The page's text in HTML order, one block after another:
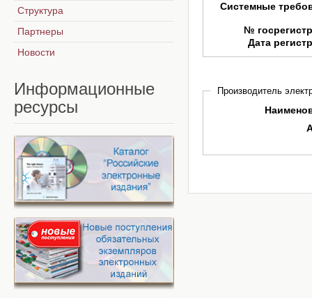
Системные
№
Дата
Производитель
Структура
Партнеры
Новости
Информационные
ресурсы